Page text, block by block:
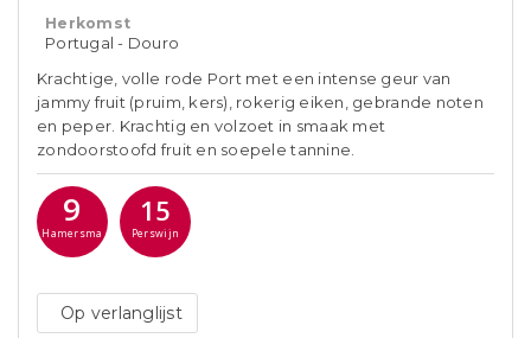
Herkomst
Portugal - Douro
Krachtige, volle rode Port met een intense geur van
jammy fruit (pruim, kers), rokerig eiken, gebrande noten
en peper. Krachtig en volzoet in smaak met
zondoorstoofd fruit en soepele tannine.
9
Hamersma
15
Perswijn
Op verlanglijst